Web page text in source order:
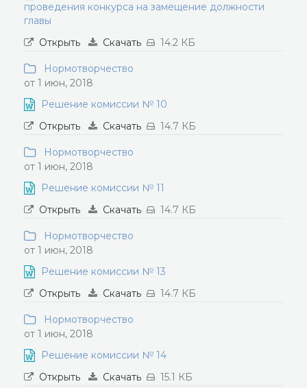
проведения конкурса на замещение должности
главы
Открыть
Скачать 14.2 КБ
Нормотворчество
от 1 июн, 2018
Решение комиссии № 10
Открыть
Скачать 14.7 КБ
Нормотворчество
от 1 июн, 2018
Решение комиссии № 11
Открыть
Скачать 14.7 КБ
Нормотворчество
от 1 июн, 2018
Решение комиссии № 13
Открыть
Скачать 14.7 КБ
Нормотворчество
от 1 июн, 2018
Решение комиссии № 14
Открыть
Скачать 15.1 КБ